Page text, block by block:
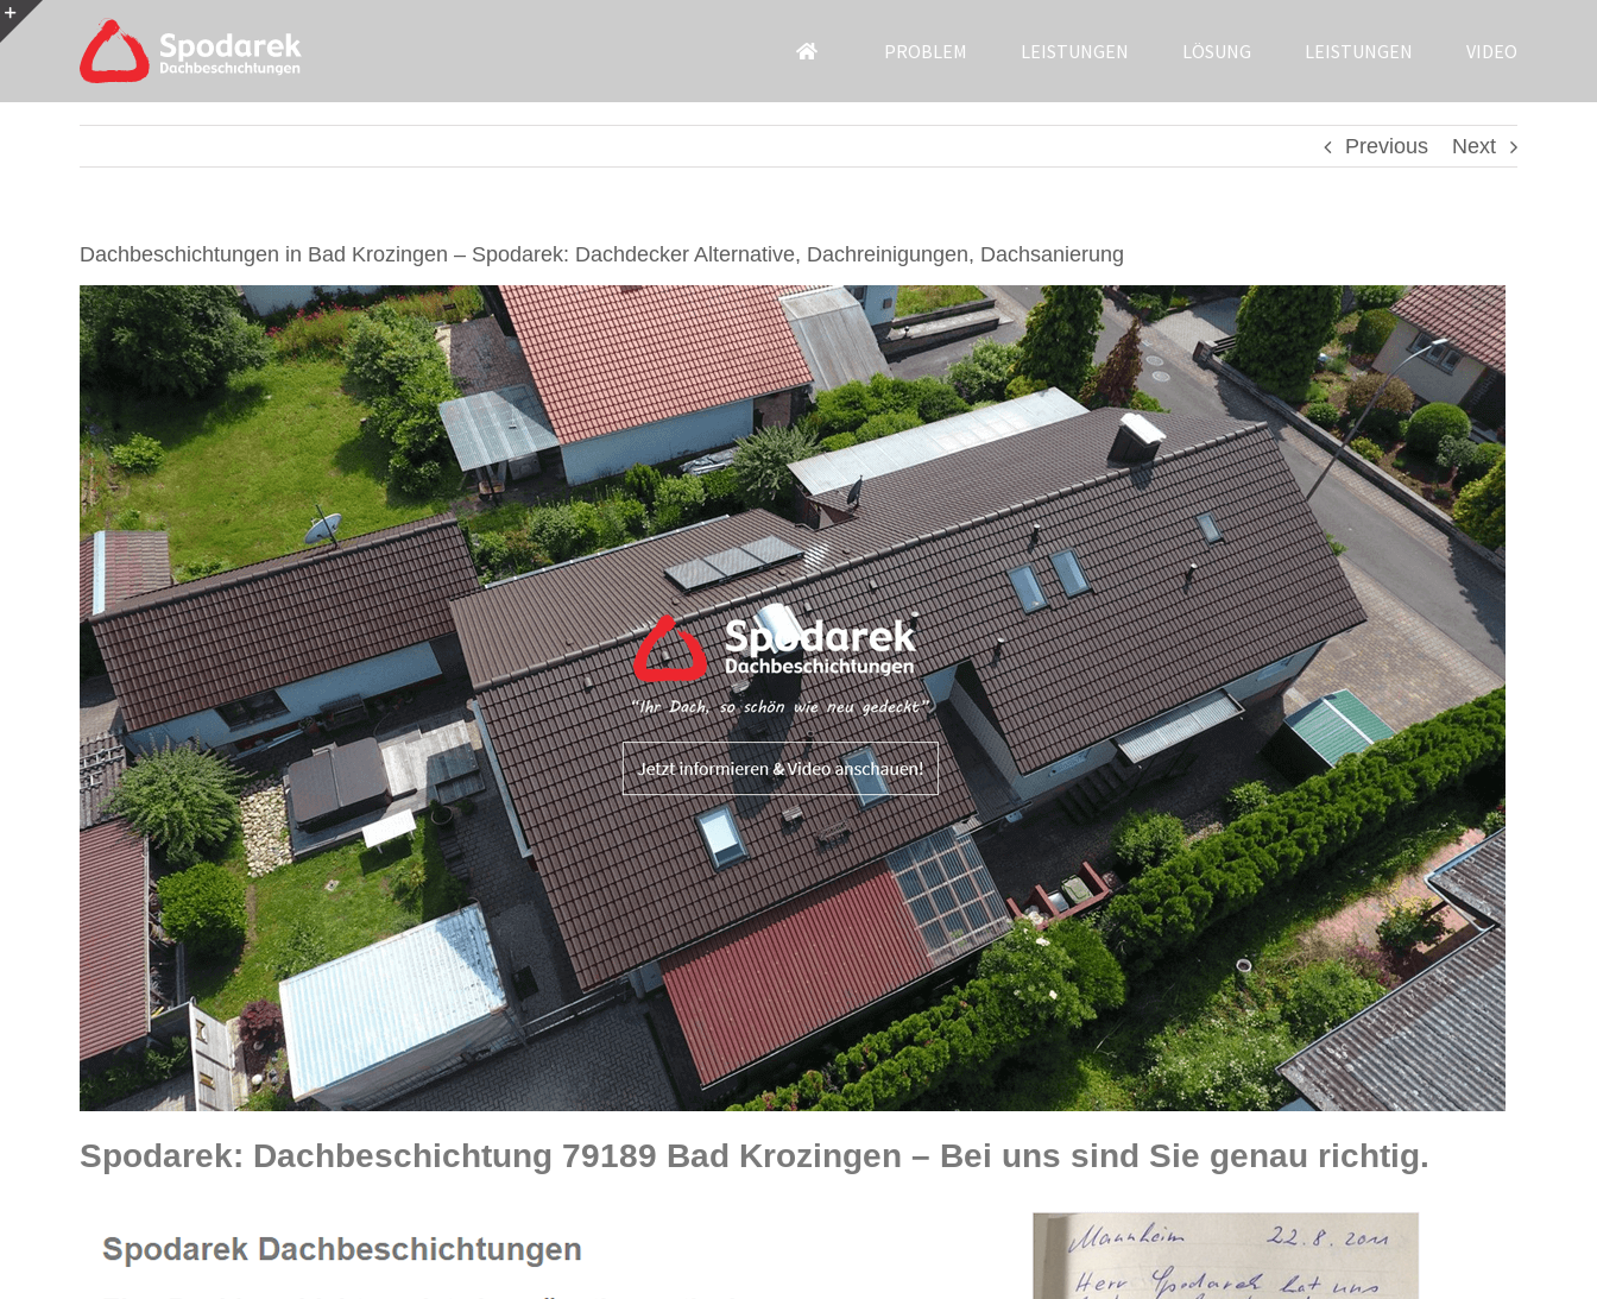
Skip
to
PROBLEM LEISTUNGEN LÖSUNG LEISTUNGEN VIDEO
Previous Next
Dachbeschichtungen in Bad Krozingen – Spodarek: Dachdecker Alternative, Dachreinigungen, Dachsanierung
Spodarek: Dachbeschichtung 79189 Bad Krozingen – Bei uns sind Sie genau richtig.
Bar